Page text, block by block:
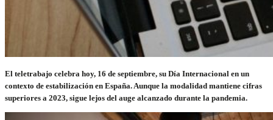
El teletrabajo celebra hoy, 16 de septiembre, su Día Internacional en un
contexto de estabilización en España. Aunque la modalidad mantiene cifras
superiores a 2023, sigue lejos del auge alcanzado durante la pandemia.